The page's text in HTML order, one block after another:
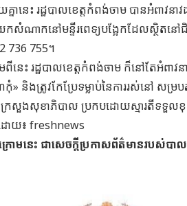
គ្នានេះ រដ្ឋបាលខេត្តកំពង់ចាម បានអំពា
សំណាកនៅមន្ទីរពេទ្យបង្អែកដែលស្ថិតនៅជិត
736 755។
ពីនេះ រដ្ឋបាលខេត្តកំពង់ចាម ក៏នៅតែអំពាវ
» និងត្រូវកែប្រែទម្លាប់នៃការរស់នៅ សម្
រសួងសុខាភិបាល ប្រកបដោយស្មារតីទទួល
ោយ៖ freshnews
រោមនេះ ជាសេចក្តីប្រកាសព័ត៌មានរបស់បា